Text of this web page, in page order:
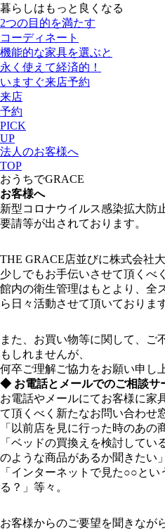
暮らしはもっと良くなる
2つの目的を満たす
コーディネート
機能的な家具を選ぶと
永く使えて経済的！
いますぐ来店予約
来店
予約
PICK
UP
法人のお客様へ
TOP
おうちでGRACE
お客様へ
新型コロナウイルス感染拡大防
要請等が出されております。
THE GRACE店並びに株式会社
少しでもお手伝いさせて頂くべく
館内の衛生管理はもとより、全
ら日々活動させて頂いております
また、お買い物等に関して、ご
もしれませんが、
何卒ご理解ご協力をお願い申し
◆ お電話とメールでのご相談サ
お電話やメールにてお客様に家
て頂くべく新たなお問い合わせ
「以前店を見に行った時のあの
「ベッドの買換えを検討して
のような商品があるか聞きたい」
「インターネットで見た○○と
る？」等々。
お客様からのご要望を聞きながら